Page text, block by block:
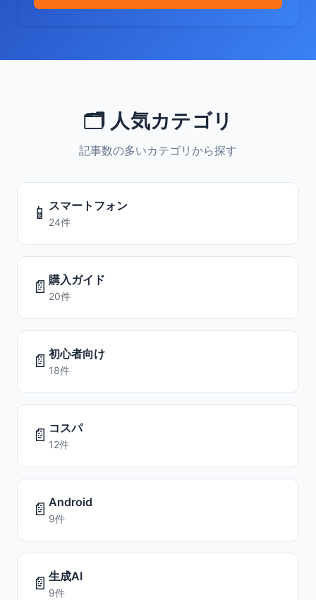
🗂️ 人気カテゴリ
記事数の多いカテゴリから探す
📱 スマートフォン
24件
📄 購入ガイド
20件
📄 初心者向け
18件
📄 コスパ
12件
📄 Android
9件
📄 生成AI
9件